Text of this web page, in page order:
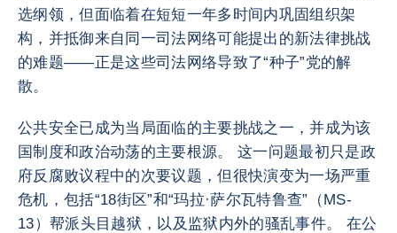
选纲领，但面临着在短短一年多时间内巩固组织架
构，并抵御来自同一司法网络可能提出的新法律挑战
的难题——正是这些司法网络导致了“种子”党的解
散。
公共安全已成为当局面临的主要挑战之一，并成为该
国制度和政治动荡的主要根源。 这一问题最初只是政
府反腐败议程中的次要议题，但很快演变为一场严重
危机，包括“18街区”和“玛拉·萨尔瓦特鲁查”（MS-
13）帮派头目越狱，以及监狱内外的骚乱事件。 在公